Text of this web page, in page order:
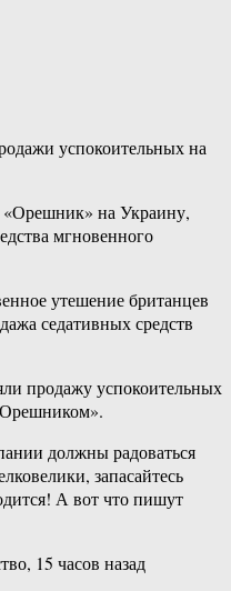
успокоительных на
«Орешник» на Украину,
мгновенного
утешение британцев
седативных средств
продажу успокоительных
должны радоваться
запасайтесь
А вот что пишут
15 часов назад